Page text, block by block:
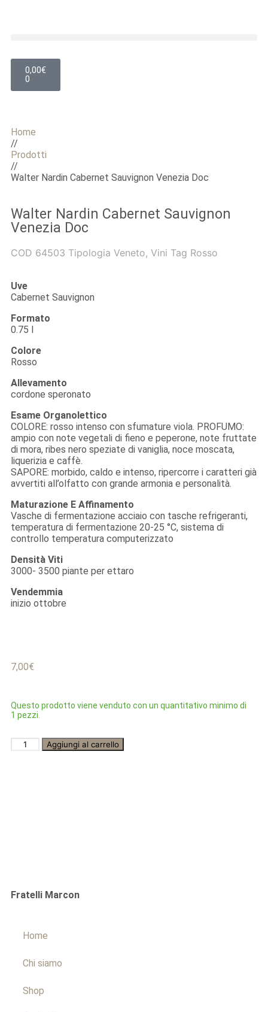
0,00€
0
Home
//
Prodotti
//
Walter Nardin Cabernet Sauvignon Venezia Doc
Walter Nardin Cabernet Sauvignon
Venezia Doc
COD 64503 Tipologia Veneto, Vini Tag Rosso
Uve
Cabernet Sauvignon
Formato
0.75 l
Colore
Rosso
Allevamento
cordone speronato
Esame Organolettico
COLORE: rosso intenso con sfumature viola. PROFUMO:
ampio con note vegetali di fieno e peperone, note fruttate
di mora, ribes nero speziate di vaniglia, noce moscata,
liquerizia e caffè.
SAPORE: morbido, caldo e intenso, ripercorre i caratteri già
avvertiti all’olfatto con grande armonia e personalità.
Maturazione E Affinamento
Vasche di fermentazione acciaio con tasche refrigeranti,
temperatura di fermentazione 20-25 °C, sistema di
controllo temperatura computerizzato
Densità Viti
3000- 3500 piante per ettaro
Vendemmia
inizio ottobre
7,00€
Questo prodotto viene venduto con un quantitativo minimo di
1 pezzi.
Aggiungi al carrello
Fratelli Marcon
Home
Chi siamo
Shop